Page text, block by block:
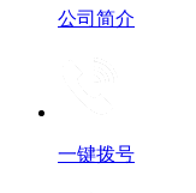
公司简介
一键拨号